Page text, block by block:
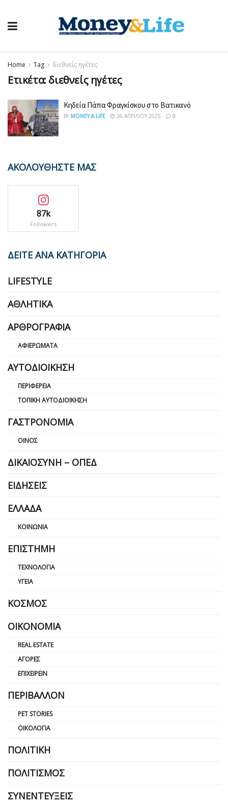
Home Tag διεθνείς ηγέτες
Ετικέτα: διεθνείς ηγέτες
Κηδεία Πάπα Φραγκίσκου στο Βατικανό
BY MONEY & LIFE 26 ΑΠΡΙΛΊΟΥ 2025 0
ΑΚΟΛΟΥΘΗΣΤΕ ΜΑΣ
87k
Followers
ΔΕΙΤΕ ΑΝΑ ΚΑΤΗΓΟΡΙΑ
LIFESTYLE
ΑΘΛΗΤΙΚΆ
ΑΡΘΡΟΓΡΑΦΊΑ
ΑΦΙΕΡΏΜΑΤΑ
ΑΥΤΟΔΙΟΊΚΗΣΗ
ΠΕΡΙΦΈΡΕΙΑ
ΤΟΠΙΚΉ ΑΥΤΟΔΙΟΊΚΗΣΗ
ΓΑΣΤΡΟΝΟΜΊΑ
ΟΊΝΟΣ
ΔΙΚΑΙΟΣΎΝΗ – ΟΠΕΔ
ΕΙΔΉΣΕΙΣ
ΕΛΛΆΔΑ
ΚΟΙΝΩΝΊΑ
ΕΠΙΣΤΉΜΗ
ΤΕΧΝΟΛΟΓΊΑ
ΥΓΕΊΑ
ΚΌΣΜΟΣ
ΟΙΚΟΝΟΜΊΑ
REAL ESTATE
ΑΓΟΡΈΣ
ΕΠΙΧΕΙΡΕΊΝ
ΠΕΡΙΒΆΛΛΟΝ
PET STORIES
ΟΙΚΟΛΟΓΊΑ
ΠΟΛΙΤΙΚΉ
ΠΟΛΙΤΙΣΜΌΣ
ΣΥΝΕΝΤΕΎΞΕΙΣ